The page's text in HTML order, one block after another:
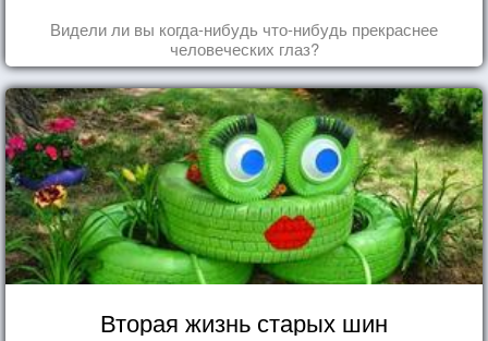
Видели ли вы когда-нибудь что-нибудь прекраснее
человеческих глаз?
Вторая жизнь старых шин